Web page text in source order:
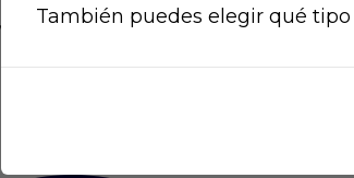
a WordPress. Esta es tu
También puedes elegir qué